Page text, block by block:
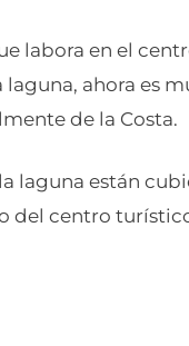
labora en el
laguna, ahora es
de la Costa.
laguna están
del centro